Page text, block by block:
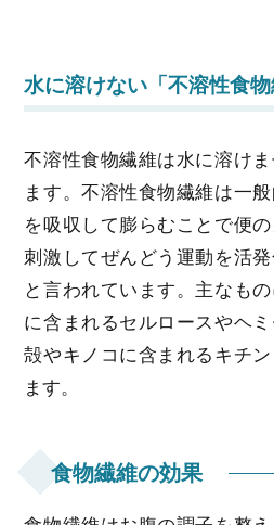
水に溶けない「不溶性食物
不溶性食物繊維は水に溶け
ます。不溶性食物繊維は一
を吸収して膨らむことで便
刺激してぜんどう運動を活
と言われています。主なも
に含まれるセルロースやヘ
殻やキノコに含まれるキチ
ます。
食物繊維の効果